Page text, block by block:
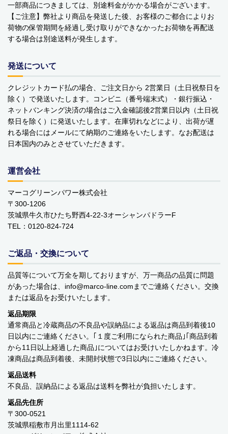
賞味期限間近・訳あり大特価
直輸入品
ブランドから探す
MESH ジュエリー
Bellini バッグ(イタリア)
alico バルサミコ酢
TEJAKULA 塩
ムーミン
YOPE
noa family
MARNA マーナ
nailmatic
sonnet
橋本クロス
価格から探す
一部商品につきましては、別途料金がかかる場合がございます。
【ご注意】弊社より商品を発送した後、お客様のご都合によりお
荷物の保管期間を経過し受け取りができなかったお荷物を再配送
する場合は別途送料が発生します。
発送について
クレジットカード払の場合、ご注文日から 2営業日（土日祝祭日を
除く）で発送いたします。コンビニ（番号端末式）・銀行振込・
ネットバンキング決済の場合はご入金確認後2営業日以内（土日祝
祭日を除く）に発送いたします。在庫切れなどにより、出荷が遅
れる場合にはメールにて納期のご連絡をいたします。なお配送は
日本国内のみとさせていただきます。
運営会社
マーコグリーンパワー株式会社
〒300-1206
茨城県牛久市ひたち野西4-22-3オーシャンパドラーF
TEL：0120-824-724
ご返品・交換について
品質等について万全を期しておりますが、万一商品の品質に問題
があった場合は、info
marco-line.com までご連絡ください。交換
または返品をお受けいたします。
返品期限
通常商品と冷蔵商品の不良品や誤納品による返品は商品到着後10
日以内にご連絡ください。｢１度ご利用になられた商品｣｢商品到着
から11日以上経過した商品｣についてはお受けいたしかねます。冷
凍商品は商品到着後、未開封状態で3日以内にご連絡ください。
返品送料
不良品、誤納品による返品は送料を弊社が負担いたします。
返品先住所
〒300-0521
茨城県稲敷市月出里1114-62